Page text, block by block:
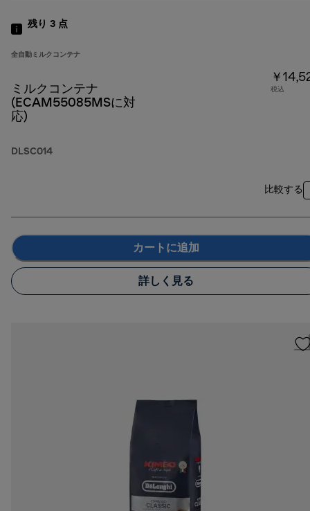
残り 3 点
全自動ミルクコンテナ
ミルクコンテナ
(ECAM55085MSに対
応)
DLSC014
￥
税込
比較する
カートに追加
詳しく見る